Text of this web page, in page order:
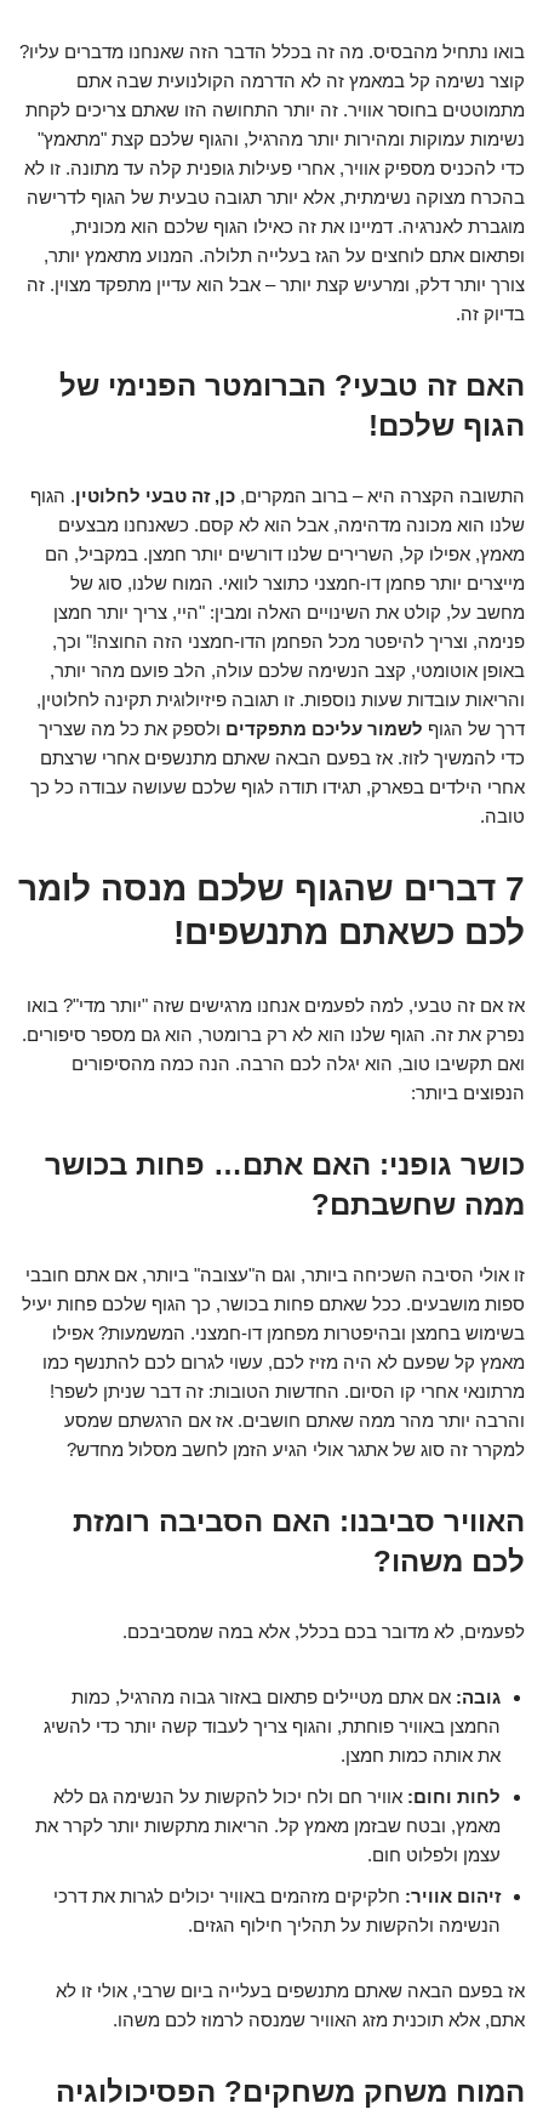
בואו נתחיל מהבסיס. מה זה בכלל הדבר הזה שאנחנו מדברים עליו?
קוצר נשימה קל במאמץ זה לא הדרמה הקולנועית שבה אתם
מתמוטטים בחוסר אוויר. זה יותר התחושה הזו שאתם צריכים לקחת
נשימות עמוקות ומהירות יותר מהרגיל, והגוף שלכם קצת "מתאמץ"
כדי להכניס מספיק אוויר, אחרי פעילות גופנית קלה עד מתונה. זו לא
בהכרח מצוקה נשימתית, אלא יותר תגובה טבעית של הגוף לדרישה
מוגברת לאנרגיה. דמיינו את זה כאילו הגוף שלכם הוא מכונית,
ופתאום אתם לוחצים על הגז בעלייה תלולה. המנוע מתאמץ יותר,
צורך יותר דלק, ומרעיש קצת יותר – אבל הוא עדיין מתפקד מצוין. זה
בדיוק זה.
האם זה טבעי? הברומטר הפנימי של
הגוף שלכם!
התשובה הקצרה היא – ברוב המקרים, כן, זה טבעי לחלוטין. הגוף
שלנו הוא מכונה מדהימה, אבל הוא לא קסם. כשאנחנו מבצעים
מאמץ, אפילו קל, השרירים שלנו דורשים יותר חמצן. במקביל, הם
מייצרים יותר פחמן דו-חמצני כתוצר לוואי. המוח שלנו, סוג של
מחשב על, קולט את השינויים האלה ומבין: "היי, צריך יותר חמצן
פנימה, וצריך להיפטר מכל הפחמן הדו-חמצני הזה החוצה!" וכך,
באופן אוטומטי, קצב הנשימה שלכם עולה, הלב פועם מהר יותר,
והריאות עובדות שעות נוספות. זו תגובה פיזיולוגית תקינה לחלוטין,
דרך של הגוף לשמור עליכם מתפקדים ולספק את כל מה שצריך
כדי להמשיך לזוז. אז בפעם הבאה שאתם מתנשפים אחרי שרצתם
אחרי הילדים בפארק, תגידו תודה לגוף שלכם שעושה עבודה כל כך
טובה.
7 דברים שהגוף שלכם מנסה לומר
לכם כשאתם מתנשפים!
אז אם זה טבעי, למה לפעמים אנחנו מרגישים שזה "יותר מדי"? בואו
נפרק את זה. הגוף שלנו הוא לא רק ברומטר, הוא גם מספר סיפורים.
ואם תקשיבו טוב, הוא יגלה לכם הרבה. הנה כמה מהסיפורים
הנפוצים ביותר:
כושר גופני: האם אתם… פחות בכושר
ממה שחשבתם?
זו אולי הסיבה השכיחה ביותר, וגם ה"עצובה" ביותר, אם אתם חובבי
ספות מושבעים. ככל שאתם פחות בכושר, כך הגוף שלכם פחות יעיל
בשימוש בחמצן ובהיפטרות מפחמן דו-חמצני. המשמעות? אפילו
מאמץ קל שפעם לא היה מזיז לכם, עשוי לגרום לכם להתנשף כמו
מרתונאי אחרי קו הסיום. החדשות הטובות: זה דבר שניתן לשפר!
והרבה יותר מהר ממה שאתם חושבים. אז אם הרגשתם שמסע
למקרר זה סוג של אתגר אולי הגיע הזמן לחשב מסלול מחדש?
האוויר סביבנו: האם הסביבה רומזת
לכם משהו?
לפעמים, לא מדובר בכם בכלל, אלא במה שמסביבכם.
גובה: אם אתם מטיילים פתאום באזור גבוה מהרגיל, כמות
החמצן באוויר פוחתת, והגוף צריך לעבוד קשה יותר כדי להשיג
את אותה כמות חמצן.
לחות וחום: אוויר חם ולח יכול להקשות על הנשימה גם ללא
מאמץ, ובטח שבזמן מאמץ קל. הריאות מתקשות יותר לקרר את
עצמן ולפלוט חום.
זיהום אוויר: חלקיקים מזהמים באוויר יכולים לגרות את דרכי
הנשימה ולהקשות על תהליך חילוף הגזים.
אז בפעם הבאה שאתם מתנשפים בעלייה ביום שרבי, אולי זו לא
אתם, אלא תוכנית מזג האוויר שמנסה לרמוז לכם משהו.
המוח משחק משחקים? הפסיכולוגיה